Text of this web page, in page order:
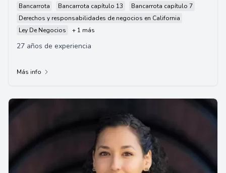
Bancarrota Bancarrota capítulo 13
Bancarrota capítulo 7
Derechos y responsabilidades de negocios en California
Ley De Negocios
+ 1 más
27 años de experiencia
Más info